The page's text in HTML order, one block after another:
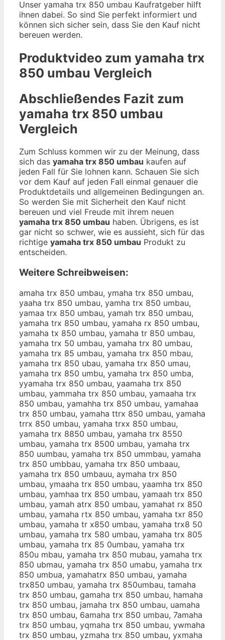
Unser yamaha trx 850 umbau Kaufratgeber hilft
ihnen dabei. So sind Sie perfekt informiert und
können sich sicher sein, dass Sie den Kauf nicht
bereuen werden.
Produktvideo zum yamaha trx
850 umbau Vergleich
Abschließendes Fazit zum
yamaha trx 850 umbau
Vergleich
Zum Schluss kommen wir zu der Meinung, dass
sich das yamaha trx 850 umbau kaufen auf
jeden Fall für Sie lohnen kann. Schauen Sie sich
vor dem Kauf auf jeden Fall einmal genauer die
Produktdetails und allgemeinen Bedingungen an.
So werden Sie mit Sicherheit den Kauf nicht
bereuen und viel Freude mit ihrem neuen
yamaha trx 850 umbau haben. Übrigens, es ist
gar nicht so schwer, wie es aussieht, sich für das
richtige yamaha trx 850 umbau Produkt zu
entscheiden.
Weitere Schreibweisen:
amaha trx 850 umbau, ymaha trx 850 umbau,
yaaha trx 850 umbau, yamha trx 850 umbau,
yamaa trx 850 umbau, yamah trx 850 umbau,
yamaha trx 850 umbau, yamaha rx 850 umbau,
yamaha tx 850 umbau, yamaha tr 850 umbau,
yamaha trx 50 umbau, yamaha trx 80 umbau,
yamaha trx 85 umbau, yamaha trx 850 mbau,
yamaha trx 850 ubau, yamaha trx 850 umau,
yamaha trx 850 umbu, yamaha trx 850 umba,
yyamaha trx 850 umbau, yaamaha trx 850
umbau, yammaha trx 850 umbau, yamaaha trx
850 umbau, yamahha trx 850 umbau, yamahaa
trx 850 umbau, yamaha ttrx 850 umbau, yamaha
trrx 850 umbau, yamaha trxx 850 umbau,
yamaha trx 8850 umbau, yamaha trx 8550
umbau, yamaha trx 8500 umbau, yamaha trx
850 uumbau, yamaha trx 850 ummbau, yamaha
trx 850 umbbau, yamaha trx 850 umbaau,
yamaha trx 850 umbauu, aymaha trx 850
umbau, ymaaha trx 850 umbau, yaamha trx 850
umbau, yamhaa trx 850 umbau, yamaah trx 850
umbau, yamah atrx 850 umbau, yamahat rx 850
umbau, yamaha rtx 850 umbau, yamaha txr 850
umbau, yamaha tr x850 umbau, yamaha trx8 50
umbau, yamaha trx 580 umbau, yamaha trx 805
umbau, yamaha trx 85 0umbau, yamaha trx
850u mbau, yamaha trx 850 mubau, yamaha trx
850 ubmau, yamaha trx 850 umabu, yamaha trx
850 umbua, yamahatrx 850 umbau, yamaha
trx850 umbau, yamaha trx 850umbau, tamaha
trx 850 umbau, gamaha trx 850 umbau, hamaha
trx 850 umbau, jamaha trx 850 umbau, uamaha
trx 850 umbau, 6amaha trx 850 umbau, 7amaha
trx 850 umbau, yqmaha trx 850 umbau, ywmaha
trx 850 umbau, yzmaha trx 850 umbau, yxmaha